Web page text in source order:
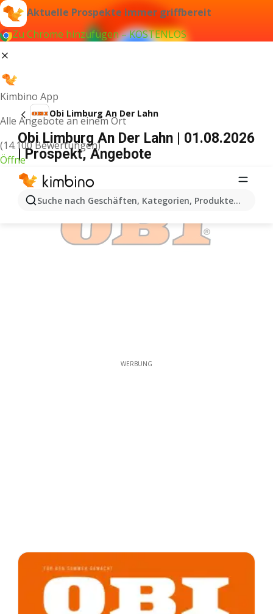
Aktuelle Prospekte immer griffbereit
Zu Chrome hinzufügen – KOSTENLOS
Kimbino App
Alle Angebote an einem Ort
(14.100 Bewertungen)
Öffne
Suche nach Geschäften, Kategorien, Produkten...
Obi Limburg An Der Lahn
Obi Limburg An Der Lahn | 01.08.2026
| Prospekt, Angebote
WERBUNG